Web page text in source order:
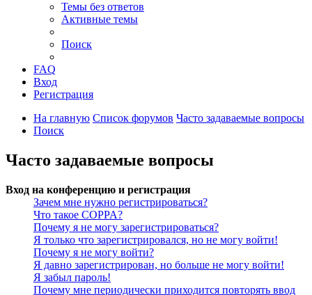
Темы без ответов
Активные темы
Поиск
FAQ
Вход
Регистрация
На главную Список форумов Часто задаваемые вопросы
Поиск
Часто задаваемые вопросы
Вход на конференцию и регистрация
Зачем мне нужно регистрироваться?
Что такое COPPA?
Почему я не могу зарегистрироваться?
Я только что зарегистрировался, но не могу войти!
Почему я не могу войти?
Я давно зарегистрирован, но больше не могу войти!
Я забыл пароль!
Почему мне периодически приходится повторять ввод